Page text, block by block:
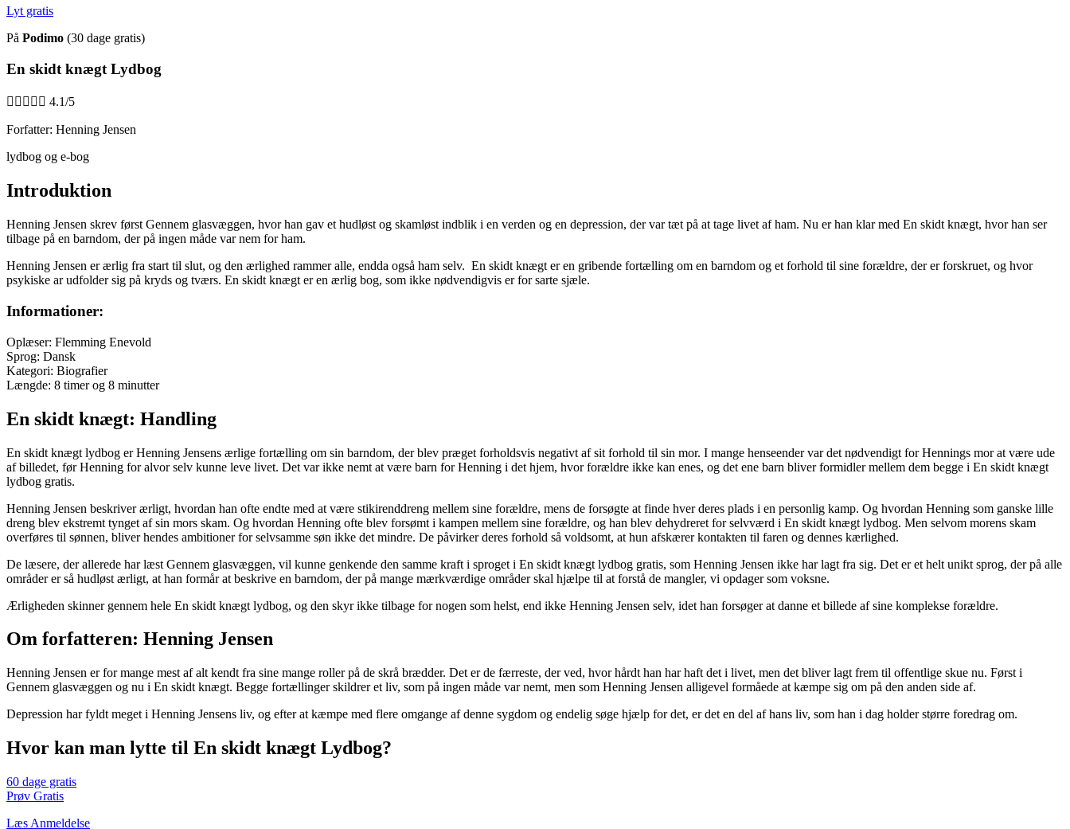
Lyt gratis
På Podimo (30 dage gratis)
En skidt knægt Lydbog
     4.1/5
Forfatter: Henning Jensen
lydbog og e-bog
Introduktion
Henning Jensen skrev først Gennem glasvæggen, hvor han gav et hudløst og skamløst indblik i en verden og en depression, der var tæt på at tage livet af ham. Nu er han klar med En skidt knægt, hvor han ser
tilbage på en barndom, der på ingen måde var nem for ham.
Henning Jensen er ærlig fra start til slut, og den ærlighed rammer alle, endda også ham selv. En skidt knægt er en gribende fortælling om en barndom og et forhold til sine forældre, der er forskruet, og hvor
psykiske ar udfolder sig på kryds og tværs. En skidt knægt er en ærlig bog, som ikke nødvendigvis er for sarte sjæle.
Informationer:
Oplæser: Flemming Enevold
Sprog: Dansk
Kategori: Biografier
Længde: 8 timer og 8 minutter
En skidt knægt: Handling
En skidt knægt lydbog er Henning Jensens ærlige fortælling om sin barndom, der blev præget forholdsvis negativt af sit forhold til sin mor. I mange henseender var det nødvendigt for Hennings mor at være ude
af billedet, før Henning for alvor selv kunne leve livet. Det var ikke nemt at være barn for Henning i det hjem, hvor forældre ikke kan enes, og det ene barn bliver formidler mellem dem begge i En skidt knægt
lydbog gratis.
Henning Jensen beskriver ærligt, hvordan han ofte endte med at være stikirenddreng mellem sine forældre, mens de forsøgte at finde hver deres plads i en personlig kamp. Og hvordan Henning som ganske lille
dreng blev ekstremt tynget af sin mors skam. Og hvordan Henning ofte blev forsømt i kampen mellem sine forældre, og han blev dehydreret for selvværd i En skidt knægt lydbog. Men selvom morens skam
overføres til sønnen, bliver hendes ambitioner for selvsamme søn ikke det mindre. De påvirker deres forhold så voldsomt, at hun afskærer kontakten til faren og dennes kærlighed.
De læsere, der allerede har læst Gennem glasvæggen, vil kunne genkende den samme kraft i sproget i En skidt knægt lydbog gratis, som Henning Jensen ikke har lagt fra sig. Det er et helt unikt sprog, der på alle
områder er så hudløst ærligt, at han formår at beskrive en barndom, der på mange mærkværdige områder skal hjælpe til at forstå de mangler, vi opdager som voksne.
Ærligheden skinner gennem hele En skidt knægt lydbog, og den skyr ikke tilbage for nogen som helst, end ikke Henning Jensen selv, idet han forsøger at danne et billede af sine komplekse forældre.
Om forfatteren: Henning Jensen
Henning Jensen er for mange mest af alt kendt fra sine mange roller på de skrå brædder. Det er de færreste, der ved, hvor hårdt han har haft det i livet, men det bliver lagt frem til offentlige skue nu. Først i
Gennem glasvæggen og nu i En skidt knægt. Begge fortællinger skildrer et liv, som på ingen måde var nemt, men som Henning Jensen alligevel formåede at kæmpe sig om på den anden side af.
Depression har fyldt meget i Henning Jensens liv, og efter at kæmpe med flere omgange af denne sygdom og endelig søge hjælp for det, er det en del af hans liv, som han i dag holder større foredrag om.
Hvor kan man lytte til En skidt knægt Lydbog?
60 dage gratis
Prøv Gratis
Læs Anmeldelse